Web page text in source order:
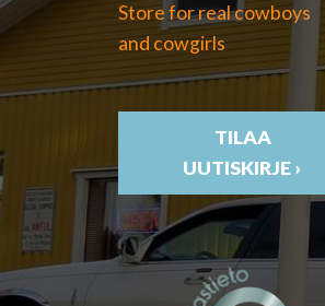
Store for real cowboys
and cowgirls
TILAA
UUTISKIRJE ›